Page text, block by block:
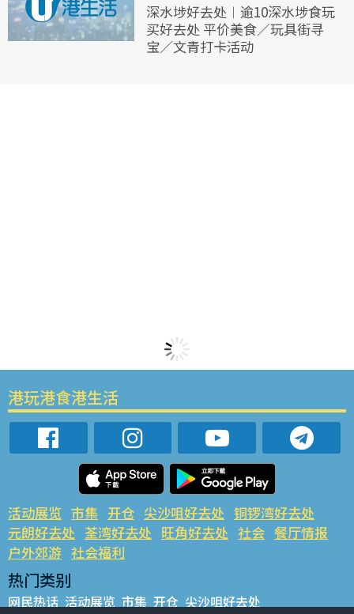
深水埗好去处︱逾10深水埗食玩
买好去处 平价美食／玩具街寻
宝／文青打卡活动
港玩港食港生活
活动展览 市集 开仓 尖沙咀好去处 铜锣湾好去处
元朗好去处 荃湾好去处 旺角好去处 社会 餐厅情报
户外郊游 社会福利
热门类别
网民热话 活动展览 市集 开仓 尖沙咀好去处